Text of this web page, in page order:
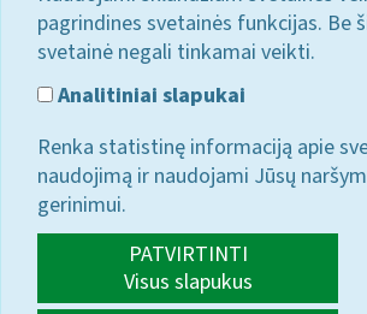
pagrindines svetainės funkcijas. Be
svetainė negali tinkamai veikti.
Analitiniai slapukai
Renka statistinę informaciją apie
naudojimą ir naudojami Jūsų
gerinimui.
PATVIRTINTI
Visus slapukus